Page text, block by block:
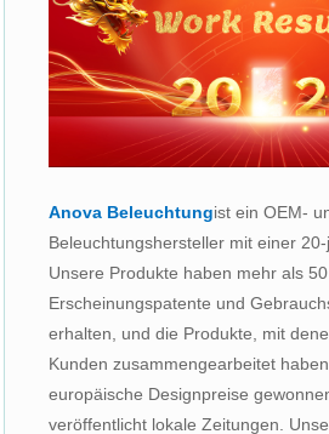
Anova Beleuchtungist ein OEM-
Beleuchtungshersteller mit einer
Unsere Produkte haben mehr als 50
Erscheinungspatente und
erhalten, und die Produkte, mit
Kunden zusammengearbeitet
europäische Designpreise
veröffentlicht lokale Zeitungen.